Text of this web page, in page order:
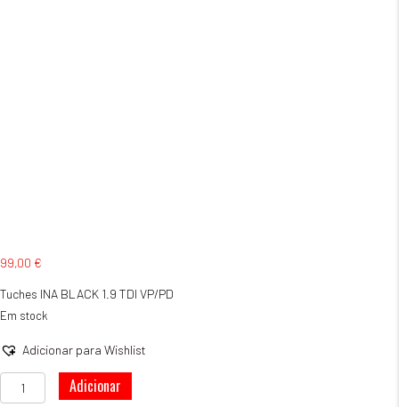
99,00 €
Tuches INA BLACK 1.9 TDI VP/PD
Em stock
Adicionar para Wishlist
Quantidade
de
Adicionar